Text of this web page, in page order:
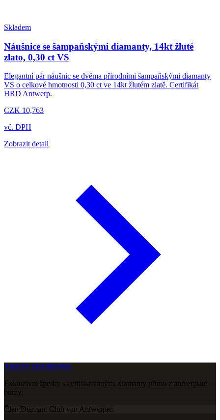
Skladem
Náušnice se šampaňskými diamanty, 14kt žluté
zlato, 0,30 ct VS
Elegantní pár náušnic se dvěma přírodními šampaňskými diamanty
VS o celkové hmotnosti 0,30 ct ve 14kt žlutém zlatě. Certifikát
HRD Antwerp.
CZK 10,763
vč. DPH
Zobrazit detail
ARETE DIAMOND
Exkluzivní šperky s certifikovanými diamanty přímo z antverpské
burzy.
Člen Diamant Club van Antwerpen